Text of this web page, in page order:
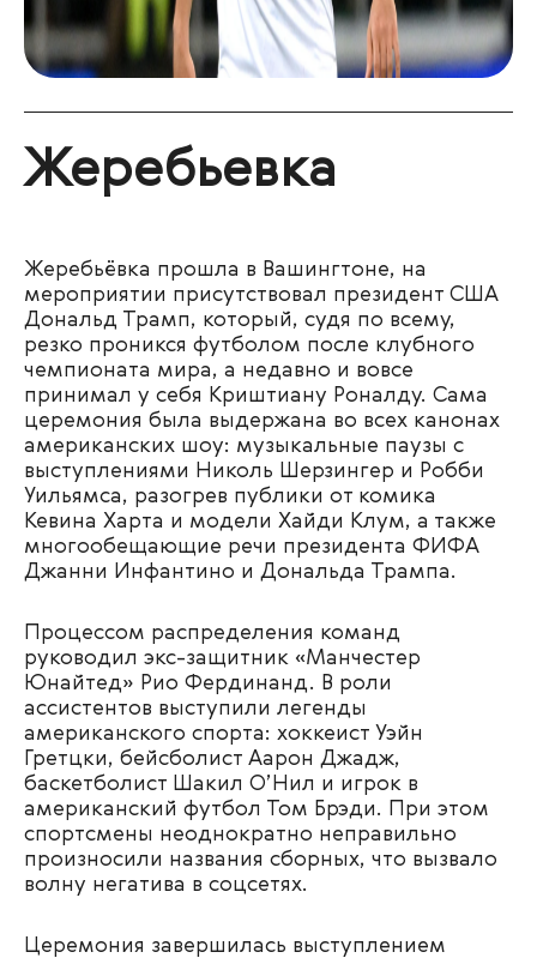
Жеребьевка
Жеребьёвка прошла в Вашингтоне, на
мероприятии присутствовал президент США
Дональд Трамп, который, судя по всему,
резко проникся футболом после клубного
чемпионата мира, а недавно и вовсе
принимал у себя Криштиану Роналду. Сама
церемония была выдержана во всех канонах
американских шоу: музыкальные паузы с
выступлениями Николь Шерзингер и Робби
Уильямса, разогрев публики от комика
Кевина Харта и модели Хайди Клум, а также
многообещающие речи президента ФИФА
Джанни Инфантино и Дональда Трампа.
Процессом распределения команд
руководил экс-защитник «Манчестер
Юнайтед» Рио Фердинанд. В роли
ассистентов выступили легенды
американского спорта: хоккеист Уэйн
Гретцки, бейсболист Аарон Джадж,
баскетболист Шакил О’Нил и игрок в
американский футбол Том Брэди. При этом
спортсмены неоднократно неправильно
произносили названия сборных, что вызвало
волну негатива в соцсетях.
Церемония завершилась выступлением